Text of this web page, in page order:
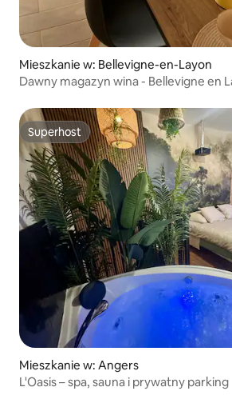
Mieszkanie w: Bellevigne-en-Layon
Dawny magazyn wina - Bellevigne en
Superhost
Superhost
Mieszkanie w: Angers
L'Oasis – spa, sauna i prywatny parking